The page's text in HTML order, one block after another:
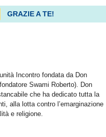
GRAZIE A TE!
Incontro fondata da Don
Swami Roberto). Don
che ha dedicato tutta la
alla lotta contro l’emarginazione
e religione.